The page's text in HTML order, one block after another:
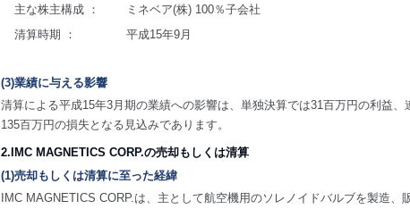
主な株主構成 ：
ミネベア(株) 100％子会社
清算時期 ：
平成15年9月
(3)業績に与える影響
清算による平成15年3月期の業績への影響は、単独決算では31百万円の利益
135百万円の損失となる見込みであります。
2.IMC MAGNETICS CORP.の売却もしくは清算
(1)売却もしくは清算に至った経緯
IMC MAGNETICS CORP.は、主として航空機用のソレノイドバルブを製造